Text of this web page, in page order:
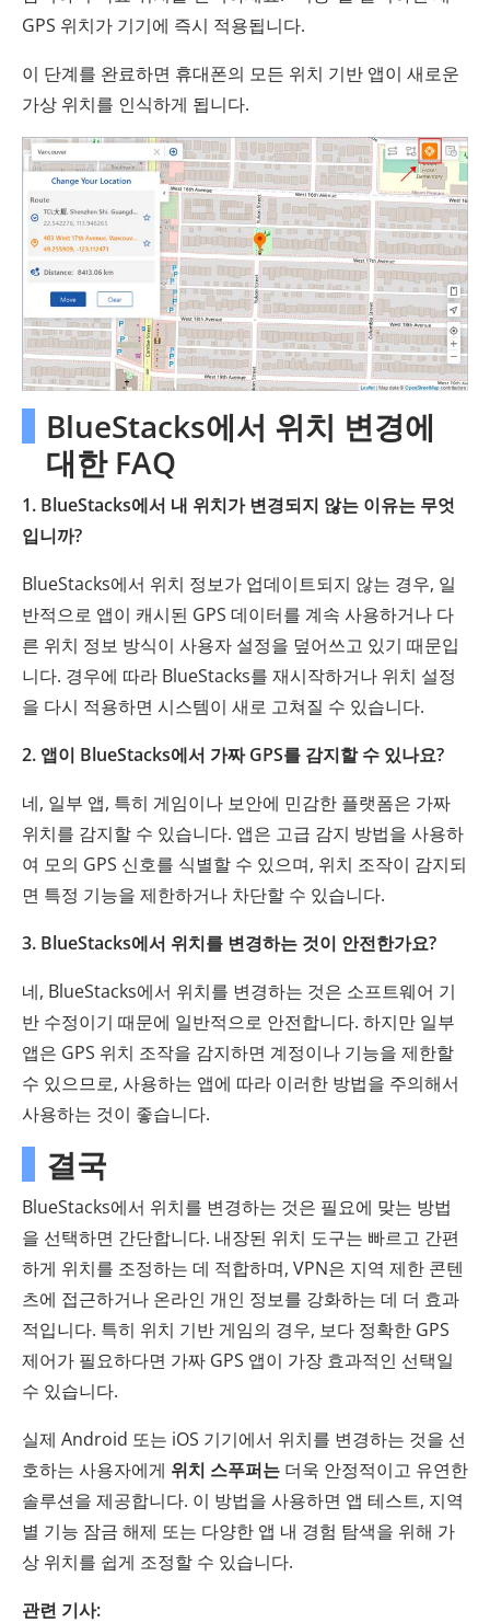
GPS 위치가 기기에 즉시 적용됩니다.
이 단계를 완료하면 휴대폰의 모든 위치 기반 앱이 새로운
가상 위치를 인식하게 됩니다.
BlueStacks에서 위치 변경에
대한 FAQ
1. BlueStacks에서 내 위치가 변경되지 않는 이유는 무엇
입니까?
BlueStacks에서 위치 정보가 업데이트되지 않는 경우, 일
반적으로 앱이 캐시된 GPS 데이터를 계속 사용하거나 다
른 위치 정보 방식이 사용자 설정을 덮어쓰고 있기 때문입
니다. 경우에 따라 BlueStacks를 재시작하거나 위치 설정
을 다시 적용하면 시스템이 새로 고쳐질 수 있습니다.
2. 앱이 BlueStacks에서 가짜 GPS를 감지할 수 있나요?
네, 일부 앱, 특히 게임이나 보안에 민감한 플랫폼은 가짜
위치를 감지할 수 있습니다. 앱은 고급 감지 방법을 사용하
여 모의 GPS 신호를 식별할 수 있으며, 위치 조작이 감지되
면 특정 기능을 제한하거나 차단할 수 있습니다.
3. BlueStacks에서 위치를 변경하는 것이 안전한가요?
네, BlueStacks에서 위치를 변경하는 것은 소프트웨어 기
반 수정이기 때문에 일반적으로 안전합니다. 하지만 일부
앱은 GPS 위치 조작을 감지하면 계정이나 기능을 제한할
수 있으므로, 사용하는 앱에 따라 이러한 방법을 주의해서
사용하는 것이 좋습니다.
결국
BlueStacks에서 위치를 변경하는 것은 필요에 맞는 방법
을 선택하면 간단합니다. 내장된 위치 도구는 빠르고 간편
하게 위치를 조정하는 데 적합하며, VPN은 지역 제한 콘텐
츠에 접근하거나 온라인 개인 정보를 강화하는 데 더 효과
적입니다. 특히 위치 기반 게임의 경우, 보다 정확한 GPS
제어가 필요하다면 가짜 GPS 앱이 가장 효과적인 선택일
수 있습니다.
실제 Android 또는 iOS 기기에서 위치를 변경하는 것을 선
호하는 사용자에게 위치 스푸퍼는 더욱 안정적이고 유연한
솔루션을 제공합니다. 이 방법을 사용하면 앱 테스트, 지역
별 기능 잠금 해제 또는 다양한 앱 내 경험 탐색을 위해 가
상 위치를 쉽게 조정할 수 있습니다.
관련 기사: